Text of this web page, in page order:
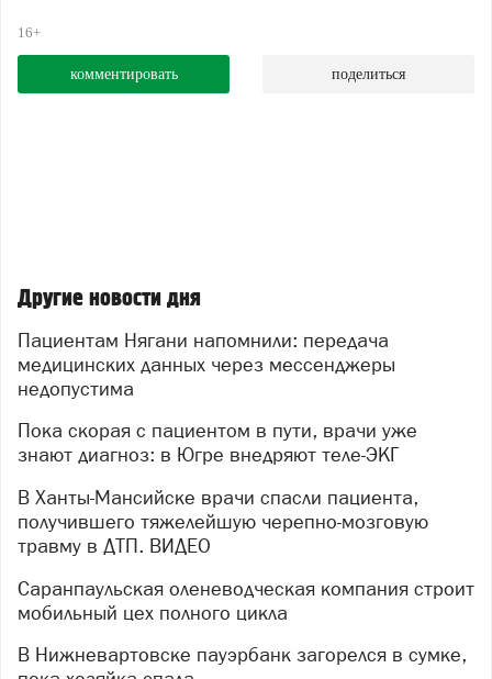
16+
комментировать поделиться
Другие новости дня
Пациентам Нягани напомнили: передача
медицинских данных через мессенджеры
недопустима
Пока скорая с пациентом в пути, врачи уже
знают диагноз: в Югре внедряют теле-ЭКГ
В Ханты-Мансийске врачи спасли пациента,
получившего тяжелейшую черепно-мозговую
травму в ДТП. ВИДЕО
Саранпаульская оленеводческая компания строит
мобильный цех полного цикла
В Нижневартовске пауэрбанк загорелся в сумке,